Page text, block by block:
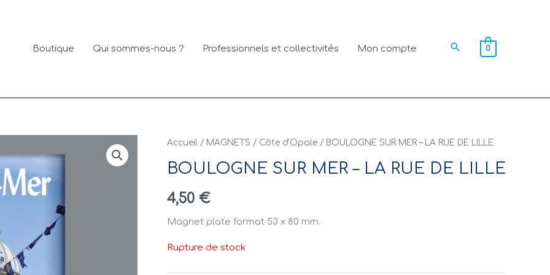
Boutique Qui sommes-nous ? Professionnels et collectivités Mon compte Rechercher
0
Accueil / MAGNETS / Côte d'Opale / BOULOGNE SUR MER – LA RUE DE LILLE
BOULOGNE SUR MER – LA RUE DE LILLE
4,50 €
Magnet plate format 53 x 80 mm.
Rupture de stock